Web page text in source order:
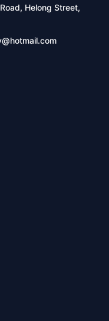
Helong Street,